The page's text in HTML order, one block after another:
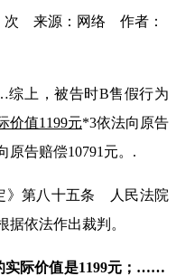
次 来源：网络 作者：
综上，被告时B售假行为
价值1 199元*3依法向原告
原告赔偿10791 元。.
》第八十五条 人民法院
据依法作出裁判。
实际价值是1199元； ……